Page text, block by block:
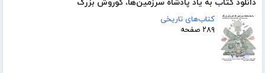
دانلود کتاب به یاد پادشاه سرزمین‌ها، کوروش بزرگ
کتاب‌های تاریخی
۲۸۹ صفحه